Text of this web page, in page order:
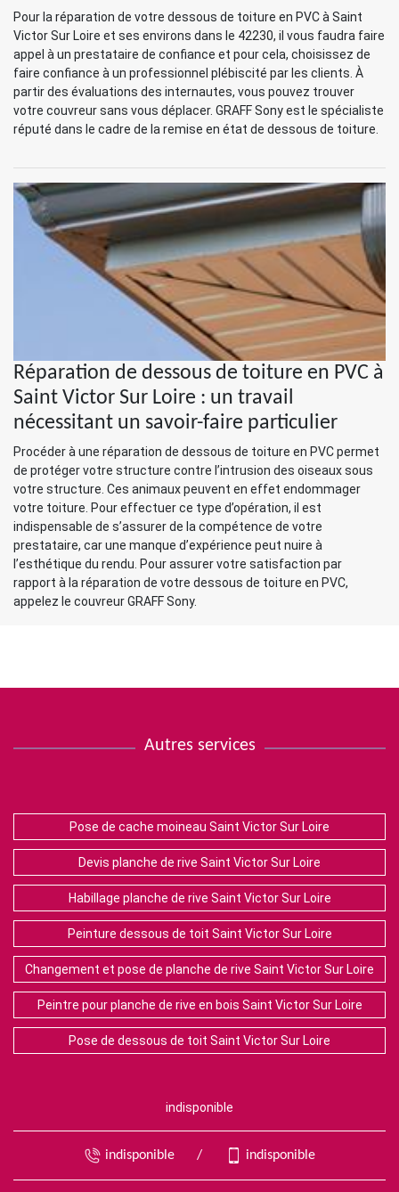
Pour la réparation de votre dessous de toiture en PVC à Saint
Victor Sur Loire et ses environs dans le 42230, il vous faudra faire
appel à un prestataire de confiance et pour cela, choisissez de
faire confiance à un professionnel plébiscité par les clients. À
partir des évaluations des internautes, vous pouvez trouver
votre couvreur sans vous déplacer. GRAFF Sony est le spécialiste
réputé dans le cadre de la remise en état de dessous de toiture.
Réparation de dessous de toiture en PVC à
Saint Victor Sur Loire : un travail
nécessitant un savoir-faire particulier
Procéder à une réparation de dessous de toiture en PVC permet
de protéger votre structure contre l’intrusion des oiseaux sous
votre structure. Ces animaux peuvent en effet endommager
votre toiture. Pour effectuer ce type d’opération, il est
indispensable de s’assurer de la compétence de votre
prestataire, car une manque d’expérience peut nuire à
l’esthétique du rendu. Pour assurer votre satisfaction par
rapport à la réparation de votre dessous de toiture en PVC,
appelez le couvreur GRAFF Sony.
Autres services
Pose de cache moineau Saint Victor Sur Loire
Devis planche de rive Saint Victor Sur Loire
Habillage planche de rive Saint Victor Sur Loire
Peinture dessous de toit Saint Victor Sur Loire
Changement et pose de planche de rive Saint Victor Sur Loire
Peintre pour planche de rive en bois Saint Victor Sur Loire
Pose de dessous de toit Saint Victor Sur Loire
indisponible
indisponible / indisponible